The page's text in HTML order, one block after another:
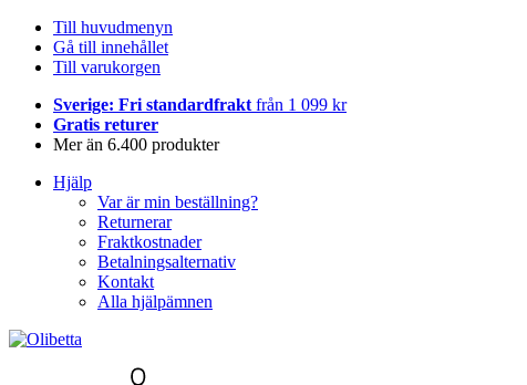
Till huvudmenyn
Gå till innehållet
Till varukorgen
Sverige: Fri standardfrakt från 1 099 kr
Gratis returer
Mer än 6.400 produkter
Hjälp
Var är min beställning?
Returnerar
Fraktkostnader
Betalningsalternativ
Kontakt
Alla hjälpämnen